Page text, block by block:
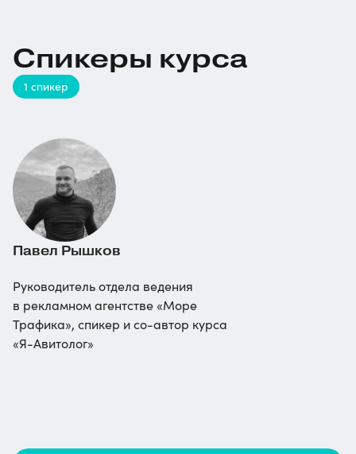
Спикеры курса
1 спикер
Павел Рышков
Руководитель отдела ведения
в рекламном агентстве «Море
Трафика», спикер исо-автор курса
«Я-Авитолог»